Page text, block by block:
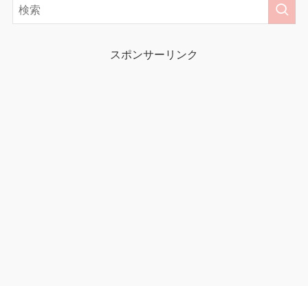
スポンサーリンク